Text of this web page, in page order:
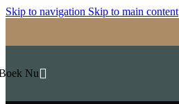
Skip to navigation Skip to main content
Nu